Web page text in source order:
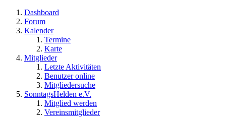
Dashboard
Forum
Kalender
Termine
Karte
Mitglieder
Letzte Aktivitäten
Benutzer online
Mitgliedersuche
SonntagsHelden e.V.
Mitglied werden
Vereinsmitglieder